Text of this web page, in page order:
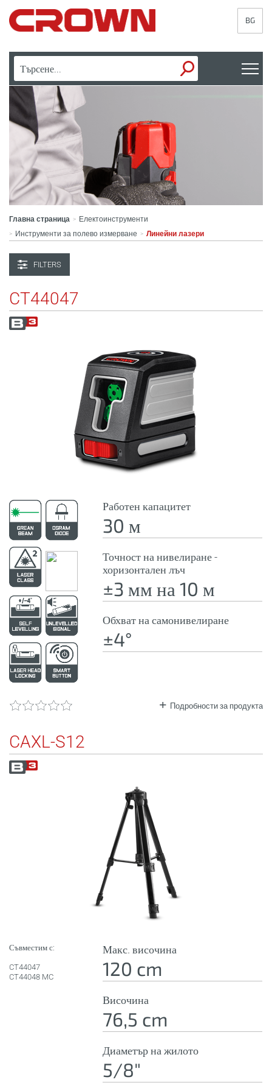
BG
Главна страница > Електоинструменти
> Инструменти за полево измерване > Линейни лазери
FILTERS
CT44047
Работен капацитет
30 м
Точност на нивелиране -
хоризонтален лъч
±3 мм на 10 м
Обхват на самонивелиране
±4°
Подробности за продукта
CAXL-S12
Съвместим с:
CT44047
CT44048 MC
Макс. височина
120 cm
Височина
76,5 cm
Диаметър на жилото
5/8"